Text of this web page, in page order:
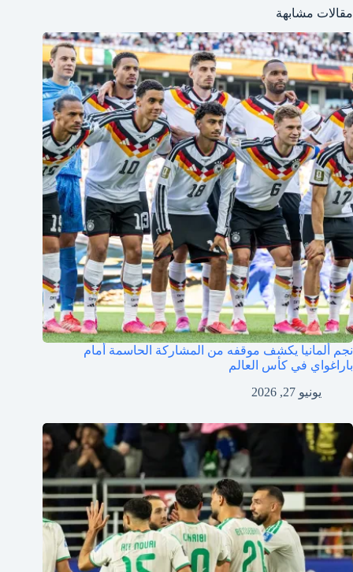
مقالات مشابهة
نجم ألمانيا يكشف موقفه من المشاركة الحاسمة أمام
باراغواي في كأس العالم
يونيو 27, 2026